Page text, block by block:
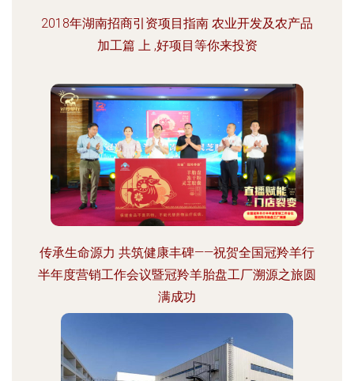
2018年湖南招商引资项目指南 农业开发及农产品
加工篇 上 ,好项目等你来投资
传承生命源力 共筑健康丰碑——祝贺全国冠羚羊行
半年度营销工作会议暨冠羚羊胎盘工厂溯源之旅圆
满成功